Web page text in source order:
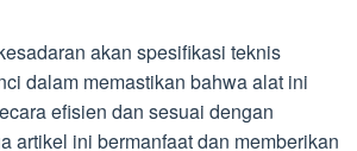
akan spesifikasi teknis
dalam memastikan bahwa alat ini
efisien dan sesuai dengan
artikel ini bermanfaat dan memberikan